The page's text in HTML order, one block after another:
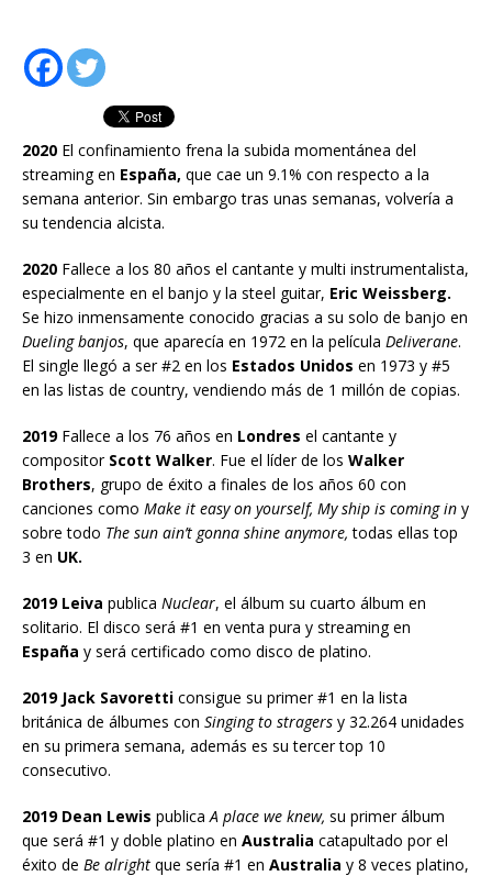
2020 El confinamiento frena la subida momentánea del
streaming en España, que cae un 9.1% con respecto a la
semana anterior. Sin embargo tras unas semanas, volvería a
su tendencia alcista.
2020 Fallece a los 80 años el cantante y multi instrumentalista,
especialmente en el banjo y la steel guitar, Eric Weissberg.
Se hizo inmensamente conocido gracias a su solo de banjo en
Dueling banjos, que aparecía en 1972 en la película Deliverane.
El single llegó a ser #2 en los Estados Unidos en 1973 y #5
en las listas de country, vendiendo más de 1 millón de copias.
2019Fallece a los 76 años en Londres el cantante y
compositor Scott Walker. Fue el líder de los Walker
Brothers, grupo de éxito a finales de los años 60 con
canciones como Make it easy on yourself, My ship is coming in y
sobre todo The sun ain’t gonna shine anymore, todas ellas top
3 en UK.
2019 Leiva publica Nuclear, el álbum su cuarto álbum en
solitario. El disco será #1 en venta pura y streaming en
España y será certificado como disco de platino.
2019 Jack Savoretti consigue su primer #1 en la lista
británica de álbumes con Singing to stragers y 32.264 unidades
en su primera semana, además es su tercer top 10
consecutivo.
2019 Dean Lewis publicaA place we knew, su primer álbum
que será #1 y doble platino en Australia catapultado por el
éxito de Be alright que sería #1 en Australia y 8 veces platino,